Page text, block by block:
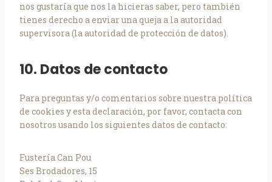
nos gustaría que nos la hicieras saber, pero también
tienes derecho a enviar una queja a la autoridad
supervisora (la autoridad de protección de datos).
10. Datos de contacto
Para preguntas y/o comentarios sobre nuestra política
de cookies y esta declaración, por favor, contacta con
nosotros usando los siguientes datos de contacto:
Fustería Can Pou
Ses Brodadores, 15